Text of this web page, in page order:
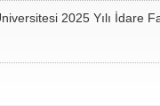
2025 Yılı İdare